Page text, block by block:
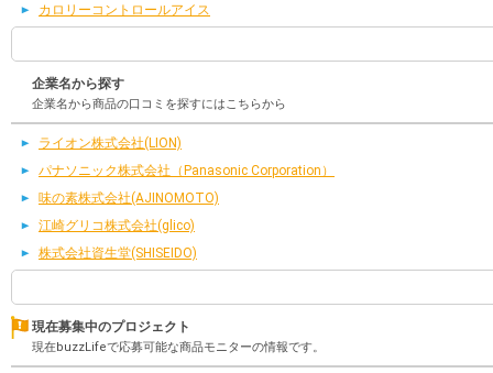
カロリーコントロールアイス
企業名から探す
企業名から商品の口コミを探すにはこちらから
ライオン株式会社(LION)
パナソニック株式会社（Panasonic Corporation）
味の素株式会社(AJINOMOTO)
江崎グリコ株式会社(glico)
株式会社資生堂(SHISEIDO)
現在募集中のプロジェクト
現在buzzLifeで応募可能な商品モニターの情報です。